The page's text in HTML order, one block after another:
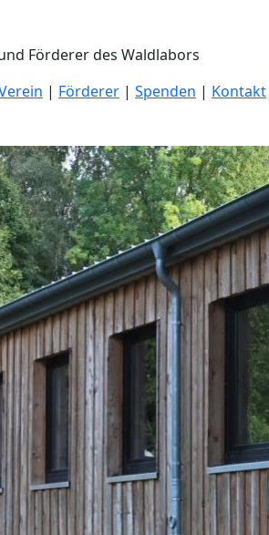
Förderer des Waldlabors
| Förderer | Spenden | Kontakt